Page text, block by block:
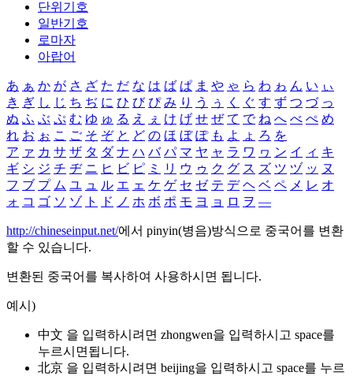
단위기호
일반기호
로마자
아랍어
あ ぁ か が さ ざ た だ な は ば ぱ ま や ゃ ら わ ゎ ん い ぃ
き ぎ し じ ち ぢ に ひ び ぴ み り う ぅ く ぐ す ず つ づ っ
ぬ ふ ぶ ぷ む ゆ ゅ る え ぇ け げ せ ぜ て で ね へ べ ぺ め
れ お ぉ こ ご そ ぞ と ど の ほ ぼ ぽ も よ ょ ろ を
ア ァ カ サ ザ タ ダ ナ ハ バ パ マ ヤ ャ ラ ワ ヮ ン イ ィ キ
ギ シ ジ チ ヂ ニ ヒ ビ ピ ミ リ ウ ゥ ク グ ス ズ ツ ヅ ッ ヌ
フ ブ プ ム ユ ュ ル エ ェ ケ ゲ セ ゼ テ デ ヘ ベ ペ メ レ オ
ォ コ ゴ ソ ゾ ト ド ノ ホ ボ ポ モ ヨ ョ ロ ヲ ―
http://chineseinput.net/에서 pinyin(병음)방식으로 중국어를 변환
할 수 있습니다.
변환된 중국어를 복사하여 사용하시면 됩니다.
예시)
中文 을 입력하시려면 zhongwen을 입력하시고 space를
누르시면됩니다.
北京 을 입력하시려면 beijing을 입력하시고 space를 누르